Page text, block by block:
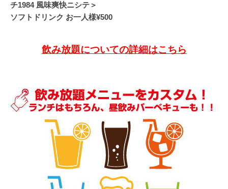
チ1984 風味爽快ニシテ＞
ソフトドリンク お一人様¥500
飲み放題についての詳細はこちら